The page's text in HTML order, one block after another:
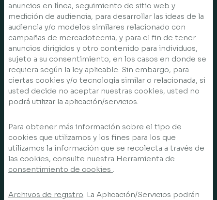
anuncios en línea, seguimiento de sitio web y
medición de audiencia, para desarrollar las ideas de la
audiencia y/o modelos similares relacionado con
campañas de mercadotecnia, y para el fin de tener
anuncios dirigidos y otro contenido para individuos,
sujeto a su consentimiento, en los casos en donde se
requiera según la ley aplicable. Sin embargo, para
ciertas cookies y/o tecnología similar o relacionada, si
usted decide no aceptar nuestras cookies, usted no
podrá utilizar la aplicación/servicios.
Para obtener más información sobre el tipo de
cookies que utilizamos y los fines para los que
utilizamos la información que se recolecta a través de
las cookies, consulte nuestra Herramienta de
consentimiento de cookies .
Archivos de registro. La Aplicación/Servicios podrán